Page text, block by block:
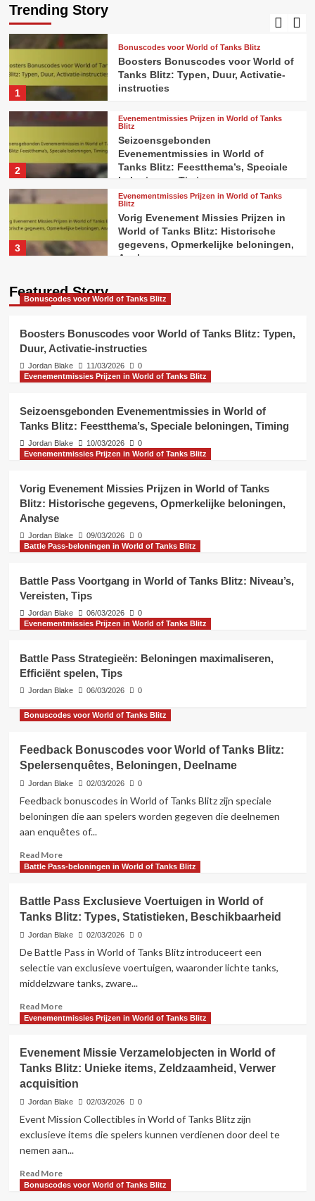
Trending Story
5
1
Bonuscodes voor World of Tanks Blitz
Boosters Bonuscodes voor World of
Tanks Blitz: Typen, Duur, Activatie-
instructies
2
Evenementmissies Prijzen in World of Tanks
Blitz
Seizoensgebonden
Evenementmissies in World of
Tanks Blitz: Feestthema’s, Speciale
beloningen, Timing
3
Evenementmissies Prijzen in World of Tanks
Blitz
Vorig Evenement Missies Prijzen in
World of Tanks Blitz: Historische
gegevens, Opmerkelijke beloningen,
Analyse
Battle Pass Voortgang in World of
Blitz
Battle Pass Strategieën: Beloningen
Bonuscodes voor World of Tanks Blitz
Boosters Bonuscodes voor World of
Tanks Blitz: Typen, Duur, Activatie-
Evenementmissies Prijzen in World of Tanks
Evenementmissies in World of
Tanks Blitz: Feestthema’s, Speciale
Evenementmissies Prijzen in World of Tanks
World of Tanks Blitz: Historische
gegevens, Opmerkelijke beloningen,
4
Battle Pass-beloningen in World of Tanks Blitz
Battle Pass Voortgang in World of
Evenementmissies Prijzen in World of Tanks
Blitz
Battle Pass Strategieën: Beloningen
maximaliseren, Efficiënt spelen, Tips
Featured Story
Bonuscodes voor World of Tanks Blitz
Boosters Bonuscodes voor World of Tanks Blitz: Typen,
Duur, Activatie-instructies
Jordan Blake 11/03/2026
0
Evenementmissies Prijzen in World of Tanks Blitz
Seizoensgebonden Evenementmissies in World of
Tanks Blitz: Feestthema’s, Speciale beloningen, Timing
Jordan Blake 10/03/2026
0
Evenementmissies Prijzen in World of Tanks Blitz
Vorig Evenement Missies Prijzen in World of Tanks
Blitz: Historische gegevens, Opmerkelijke beloningen,
Analyse
Jordan Blake 09/03/2026
0
Battle Pass-beloningen in World of Tanks Blitz
Battle Pass Voortgang in World of Tanks Blitz: Niveau’s,
Vereisten, Tips
Jordan Blake 06/03/2026
0
Evenementmissies Prijzen in World of Tanks Blitz
Battle Pass Strategieën: Beloningen maximaliseren,
Efficiënt spelen, Tips
Jordan Blake 06/03/2026 0
Bonuscodes voor World of Tanks Blitz
Feedback Bonuscodes voor World of Tanks Blitz:
Spelersenquêtes, Beloningen, Deelname
Jordan Blake 02/03/2026 0
Feedback bonuscodes in World of Tanks Blitz zijn speciale
beloningen die aan spelers worden gegeven die deelnemen
aan enquêtes of...
Read MoreRead
more
Bonuscodes
voor
World
of
Blitz:
Spelersenquêtes,
Deelname
Battle Pass-beloningen in World of Tanks Blitz
Battle Pass Exclusieve Voertuigen in World of
Tanks Blitz: Types, Statistieken, Beschikbaarheid
Jordan Blake 02/03/2026 0
De Battle Pass in World of Tanks Blitz introduceert een
selectie van exclusieve voertuigen, waaronder lichte tanks,
middelzware tanks, zware...
Read MoreRead
more
Pass
Exclusieve
Voertuigen
in
of
Tanks
Blitz:
Statistieken,
Beschikbaarheid
Evenementmissies Prijzen in World of Tanks Blitz
Evenement Missie Verzamelobjecten in World of
Tanks Blitz: Unieke items, Zeldzaamheid, Verwer
acquisition
Jordan Blake 02/03/2026 0
Event Mission Collectibles in World of Tanks Blitz zijn
exclusieve items die spelers kunnen verdienen door deel te
nemen aan...
Read MoreRead
more
Bonuscodes voor World of Tanks Blitz